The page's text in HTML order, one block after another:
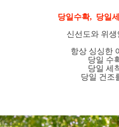
당일수확, 당일
신선도와 위생
항상 싱싱한
당일 수
당일 세
당일 건조를